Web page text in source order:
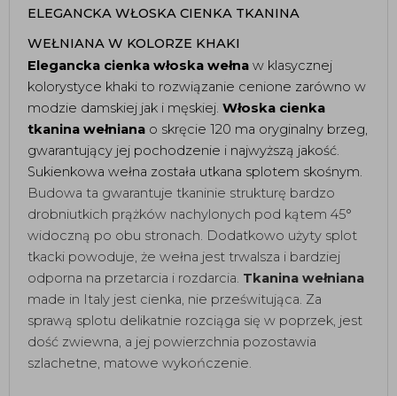
ELEGANCKA WŁOSKA CIENKA TKANINA
WEŁNIANA W KOLORZE KHAKI
Elegancka cienka włoska wełna w klasycznej
kolorystyce khaki to rozwiązanie cenione zarówno w
modzie damskiej jak i męskiej. Włoska cienka
tkanina wełniana o skręcie 120 ma oryginalny brzeg,
gwarantujący jej pochodzenie i najwyższą jakość.
Sukienkowa wełna została utkana splotem skośnym.
Budowa ta gwarantuje tkaninie strukturę bardzo
drobniutkich prążków nachylonych pod kątem 45°
widoczną po obu stronach. Dodatkowo użyty splot
tkacki powoduje, że wełna jest trwalsza i bardziej
odporna na przetarcia i rozdarcia. Tkanina wełniana
made in Italy jest cienka, nie prześwitująca. Za
sprawą splotu delikatnie rozciąga się w poprzek, jest
dość zwiewna, a jej powierzchnia pozostawia
szlachetne, matowe wykończenie.